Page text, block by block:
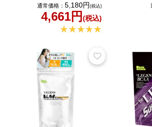
通常価格：5,180円(税込)
4,661円(税込)